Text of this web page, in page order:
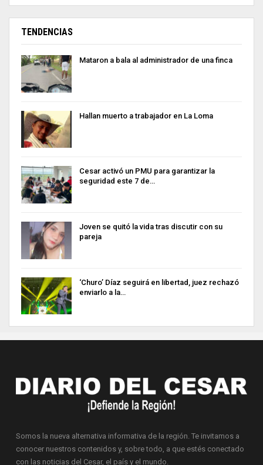
TENDENCIAS
Mataron a bala al administrador de una finca
Hallan muerto a trabajador en La Loma
Cesar activó un PMU para garantizar la
seguridad este 7 de…
Joven se quitó la vida tras discutir con su
pareja
‘Churo’ Díaz seguirá en libertad, juez rechazó
enviarlo a la…
Somos la nueva alternativa informativa de la región. Te invitamos a
conocer nuestros contenidos y, sobre todo, a que estés conectado
con las noticias del Cesar, el país y el mundo.